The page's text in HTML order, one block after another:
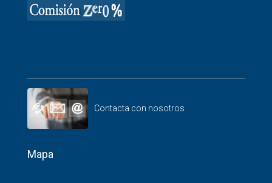
Contacta con nosotros
Mapa